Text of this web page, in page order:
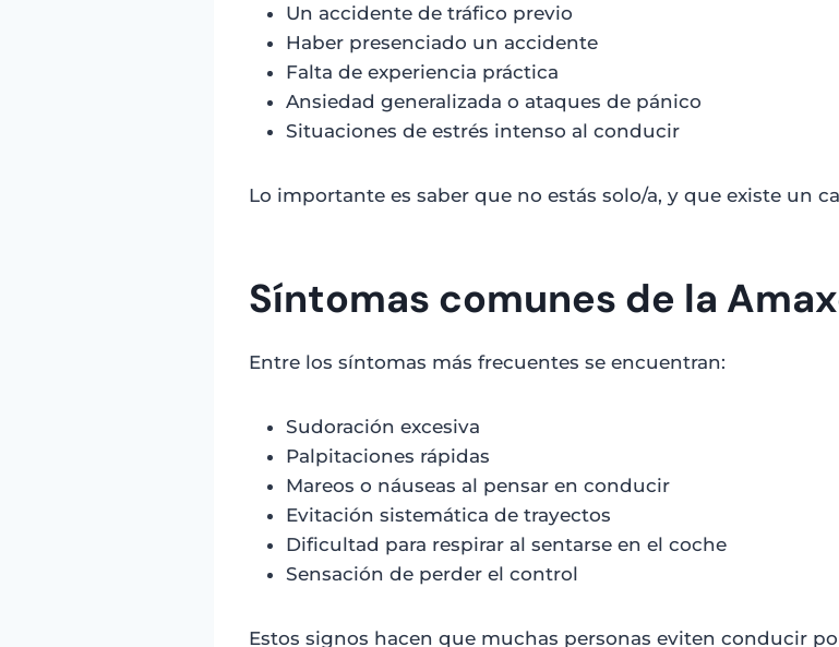
Un accidente de tráfico previo
Haber presenciado un accidente
Falta de experiencia práctica
Ansiedad generalizada o ataques de pánico
Situaciones de estrés intenso al conducir
Lo importante es saber que no estás solo/a, y que existe un
Síntomas comunes de la
Entre los síntomas más frecuentes se encuentran:
Sudoración excesiva
Palpitaciones rápidas
Mareos o náuseas al pensar en conducir
Evitación sistemática de trayectos
Dificultad para respirar al sentarse en el coche
Sensación de perder el control
Estos signos hacen que muchas personas eviten conducir